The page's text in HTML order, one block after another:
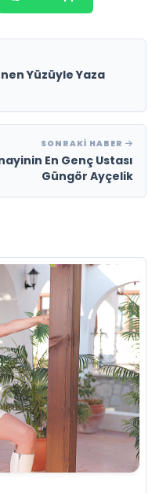
Yüzüyle Yaza
SONRAKI HABER
En Genç Ustası
Güngör Ayçelik